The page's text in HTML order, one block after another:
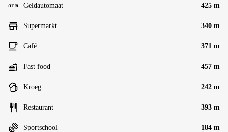
Geldautomaat 425 m
Supermarkt 340 m
Café 371 m
Fast food 457 m
Kroeg 242 m
Restaurant 393 m
Sportschool 184 m